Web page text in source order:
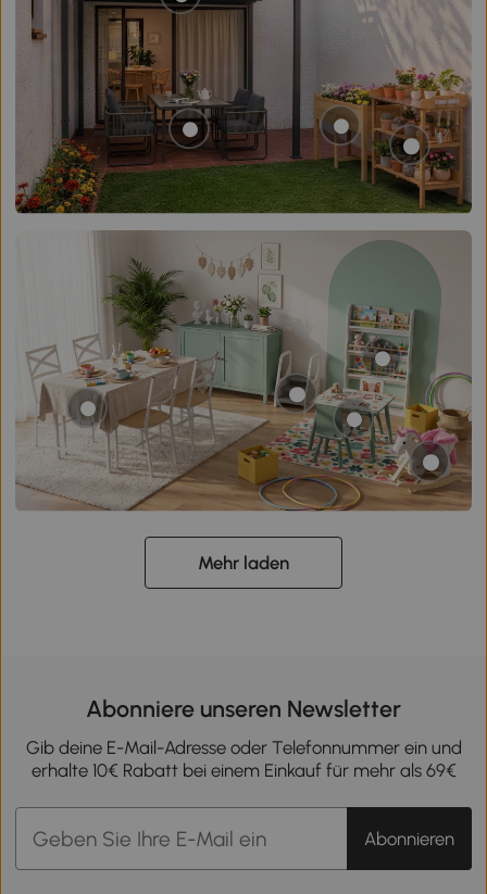
Mehr laden
Abonniere unseren Newsletter
Gib deine E-Mail-Adresse oder Telefonnummer ein und
erhalte 10€ Rabatt bei einem Einkauf für mehr als 69€
Abonnieren